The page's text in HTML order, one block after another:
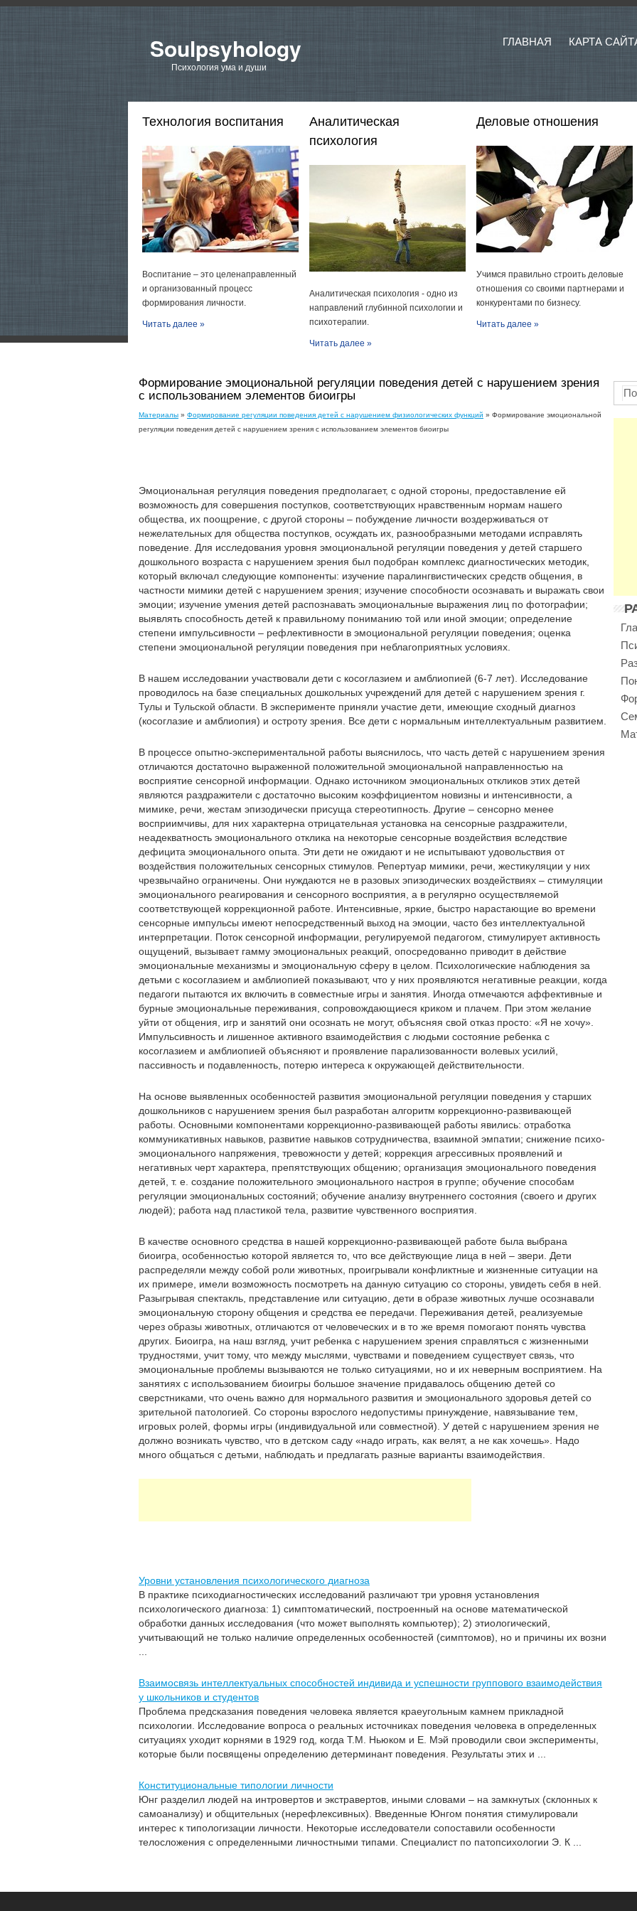
Soulpsyhology
Психология ума и души
ГЛАВНАЯ КАРТА
Технология воспитания
Воспитание – это целенаправленный
и организованный процесс
формирования личности.
Читать далее »
Аналитическая
психология
Аналитическая психология - одно из
направлений глубинной психологии и
психотерапии.
Читать далее »
Деловые отношения
Учимся правильно строить деловые
отношения со своими партнерами и
конкурентами по бизнесу.
Читать далее »
Формирование эмоциональной регуляции поведения детей с нарушением зрения
с использованием элементов биоигры
Материалы » Формирование регуляции поведения детей с нарушением физиологических функций » Формирование эмоциональной
регуляции поведения детей с нарушением зрения с использованием элементов биоигры
Эмоциональная регуляция поведения предполагает, с одной стороны, предоставление ей
возможность для совершения поступков, соответствующих нравственным нормам нашего
общества, их поощрение, с другой стороны – побуждение личности воздерживаться от
нежелательных для общества поступков, осуждать их, разнообразными методами исправлять
поведение. Для исследования уровня эмоциональной регуляции поведения у детей старшего
дошкольного возраста с нарушением зрения был подобран комплекс диагностических методик,
который включал следующие компоненты: изучение паралингвистических средств общения, в
частности мимики детей с нарушением зрения; изучение способности осознавать и выражать свои
эмоции; изучение умения детей распознавать эмоциональные выражения лиц по фотографии;
выявлять способность детей к правильному пониманию той или иной эмоции; определение
степени импульсивности – рефлективности в эмоциональной регуляции поведения; оценка
степени эмоциональной регуляции поведения при неблагоприятных условиях.
В нашем исследовании участвовали дети с косоглазием и амблиопией (6-7 лет). Исследование
проводилось на базе специальных дошкольных учреждений для детей с нарушением зрения г.
Тулы и Тульской области. В эксперименте приняли участие дети, имеющие сходный диагноз
(косоглазие и амблиопия) и остроту зрения. Все дети с нормальным интеллектуальным развитием.
В процессе опытно-экспериментальной работы выяснилось, что часть детей с нарушением зрения
отличаются достаточно выраженной положительной эмоциональной направленностью на
восприятие сенсорной информации. Однако источником эмоциональных откликов этих детей
являются раздражители с достаточно высоким коэффициентом новизны и интенсивности, а
мимике, речи, жестам эпизодически присуща стереотипность. Другие – сенсорно менее
восприимчивы, для них характерна отрицательная установка на сенсорные раздражители,
неадекватность эмоционального отклика на некоторые сенсорные воздействия вследствие
дефицита эмоционального опыта. Эти дети не ожидают и не испытывают удовольствия от
воздействия положительных сенсорных стимулов. Репертуар мимики, речи, жестикуляции у них
чрезвычайно ограничены. Они нуждаются не в разовых эпизодических воздействиях – стимуляции
эмоционального реагирования и сенсорного восприятия, а в регулярно осуществляемой
соответствующей коррекционной работе. Интенсивные, яркие, быстро нарастающие во времени
сенсорные импульсы имеют непосредственный выход на эмоции, часто без интеллектуальной
интерпретации. Поток сенсорной информации, регулируемой педагогом, стимулирует активность
ощущений, вызывает гамму эмоциональных реакций, опосредованно приводит в действие
эмоциональные механизмы и эмоциональную сферу в целом. Психологические наблюдения за
детьми с косоглазием и амблиопией показывают, что у них проявляются негативные реакции, когда
педагоги пытаются их включить в совместные игры и занятия. Иногда отмечаются аффективные и
бурные эмоциональные переживания, сопровождающиеся криком и плачем. При этом желание
уйти от общения, игр и занятий они осознать не могут, объясняя свой отказ просто: «Я не хочу».
Импульсивность и лишенное активного взаимодействия с людьми состояние ребенка с
косоглазием и амблиопией объясняют и проявление парализованности волевых усилий,
пассивность и подавленность, потерю интереса к окружающей действительности.
На основе выявленных особенностей развития эмоциональной регуляции поведения у старших
дошкольников с нарушением зрения был разработан алгоритм коррекционно-развивающей
работы. Основными компонентами коррекционно-развивающей работы явились: отработка
коммуникативных навыков, развитие навыков сотрудничества, взаимной эмпатии; снижение психо-
эмоционального напряжения, тревожности у детей; коррекция агрессивных проявлений и
негативных черт характера, препятствующих общению; организация эмоционального поведения
детей, т. е. создание положительного эмоционального настроя в группе; обучение способам
регуляции эмоциональных состояний; обучение анализу внутреннего состояния (своего и других
людей); работа над пластикой тела, развитие чувственного восприятия.
В качестве основного средства в нашей коррекционно-развивающей работе была выбрана
биоигра, особенностью которой является то, что все действующие лица в ней – звери. Дети
распределяли между собой роли животных, проигрывали конфликтные и жизненные ситуации на
их примере, имели возможность посмотреть на данную ситуацию со стороны, увидеть себя в ней.
Разыгрывая спектакль, представление или ситуацию, дети в образе животных лучше осознавали
эмоциональную сторону общения и средства ее передачи. Переживания детей, реализуемые
через образы животных, отличаются от человеческих и в то же время помогают понять чувства
других. Биоигра, на наш взгляд, учит ребенка с нарушением зрения справляться с жизненными
трудностями, учит тому, что между мыслями, чувствами и поведением существует связь, что
эмоциональные проблемы вызываются не только ситуациями, но и их неверным восприятием. На
занятиях с использованием биоигры большое значение придавалось общению детей со
сверстниками, что очень важно для нормального развития и эмоционального здоровья детей со
зрительной патологией. Со стороны взрослого недопустимы принуждение, навязывание тем,
игровых ролей, формы игры (индивидуальной или совместной). У детей с нарушением зрения не
должно возникать чувство, что в детском саду «надо играть, как велят, а не как хочешь». Надо
много общаться с детьми, наблюдать и предлагать разные варианты взаимодействия.
Уровни установления психологического диагноза
В практике психодиагностических исследований различают три уровня установления
психологического диагноза: 1) симптоматический, построенный на основе математической
обработки данных исследования (что может выполнять компьютер); 2) этиологический,
учитывающий не только наличие определенных особенностей (симптомов), но и причины их возни
Взаимосвязь интеллектуальных способностей индивида и успешности группового взаимодействия
у школьников и студентов
Проблема предсказания поведения человека является краеугольным камнем прикладной
психологии. Исследование вопроса о реальных источниках поведения человека в определенных
ситуациях уходит корнями в 1929 год, когда Т.М. Ньюком и Е. Мэй проводили свои эксперименты,
которые были посвящены определению детерминант поведения. Результаты этих и ...
Конституциональные типологии личности
Юнг разделил людей на интровертов и экстравертов, иными словами – на замкнутых (склонных к
самоанализу) и общительных (нерефлексивных). Введенные Юнгом понятия стимулировали
интерес к типологизации личности. Некоторые исследователи сопоставили особенности
телосложения с определенными личностными типами. Специалист по патопсихологии Э. К ...